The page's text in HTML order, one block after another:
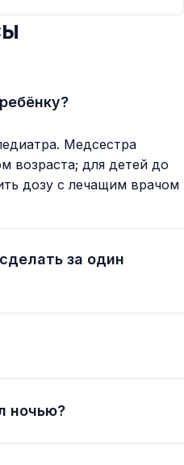
Медсестра
возраста; для детей до
дозу с лечащим врачом
за один
ночью?